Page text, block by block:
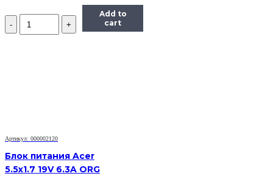
Количество
Блок
Add to
cart
Артикул: 000002120
Блок питания Acer
5.5x1.7 19V 6.3A ORG